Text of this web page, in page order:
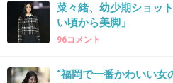
「かわいい」言ってるのって何も知らない
菜々緒、幼少期ショッ
い頃から美脚」
96コメント
“福岡で一番かわいい女